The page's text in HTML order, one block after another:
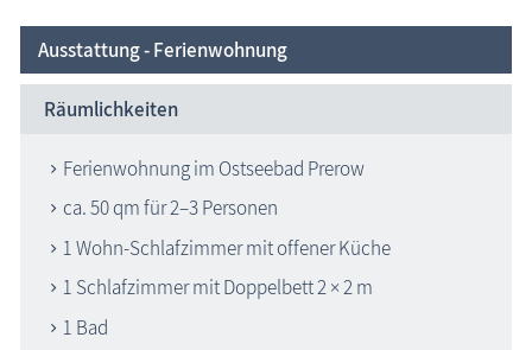
Ausstattung - Ferienwohnung
Räumlichkeiten
Ferienwohnung im Ostseebad Prerow
ca. 50 qm für 2–3 Personen
1 Wohn-Schlafzimmer mit offener Küche
1 Schlafzimmer mit Doppelbett 2 × 2 m
1 Bad